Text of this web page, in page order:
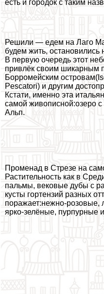
есть и городок с таким
Решили — едем на Лаго
будем жить, остановились
В первую очередь этот
привлёк своим шикарным
Борромейским
Pescatori) и другим
Кстати, именно эта
самой живописной:озеро
Альп.
Променад в Стрезе на
Растительность как в
пальмы, вековые дубы с
кусты гортензий разных
поражает:нежно-розовые,
ярко-зелёные, пурпурные